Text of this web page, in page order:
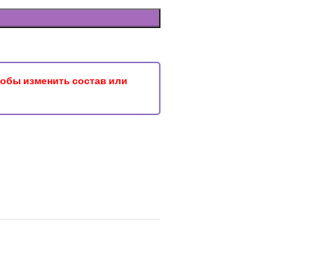
изменить состав или